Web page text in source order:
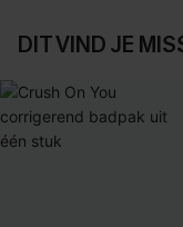
DIT VIND JE